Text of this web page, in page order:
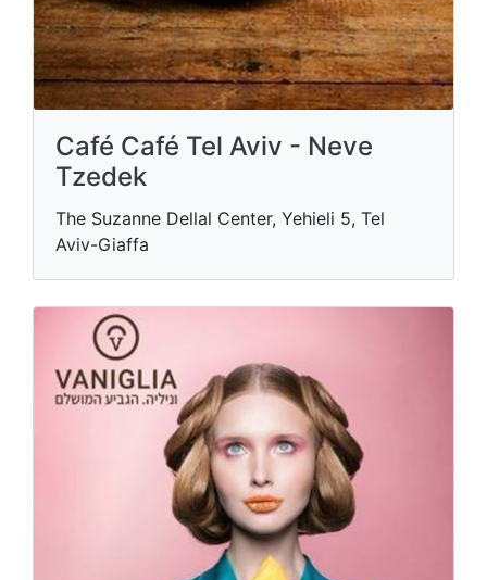
Café Café Tel Aviv - Neve
Tzedek
The Suzanne Dellal Center, Yehieli 5, Tel
Aviv-Giaffa